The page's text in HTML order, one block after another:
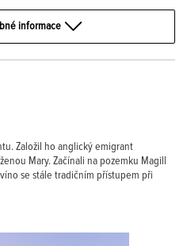
informace
Založil ho anglický emigrant
Mary. Začínali na pozemku Magill
se stále tradičním přístupem při